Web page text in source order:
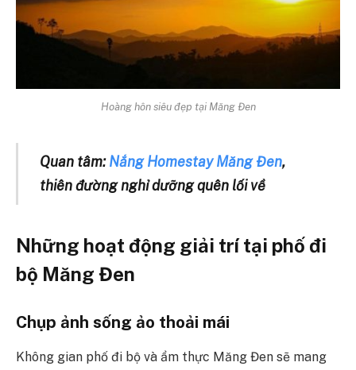
Hoàng hôn siêu đẹp tại Măng Đen
Quan tâm:Nắng Homestay Măng Đen,
thiên đường nghỉ dưỡng quên lối về
Những hoạt động giải trí tại phố đi
bộ Măng Đen
Chụp ảnh sống ảo thoải mái
Không gian phố đi bộ và ẩm thực Măng Đen sẽ mang